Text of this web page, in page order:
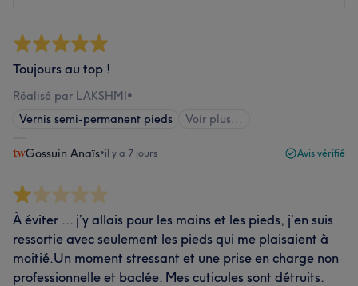
Toujours au top !
Réalisé par LAKSHMI•
Vernis semi-permanent pieds
Voir plus...
Gossuin Anaïs•il y a 7 jours Avis vérifié
À éviter ... j’y allais pour les mains et les pieds, j’en suis
ressortie avec seulement les pieds qui me plaisaient à
moitié.Un moment stressant et une prise en charge non
professionnelle et baclée. Mes cuticules sont détruits.